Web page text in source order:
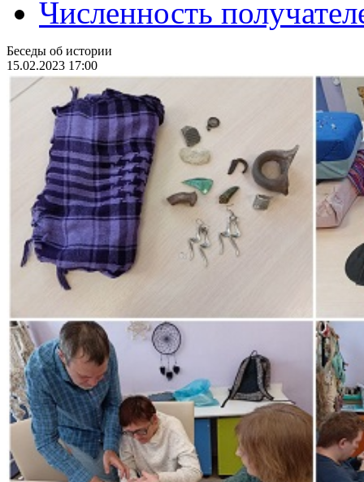
Численность
Беседы об истории
15.02.2023 17:00